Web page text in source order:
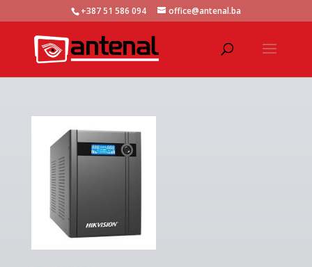
+387 51 586 094 office@antenal.ba